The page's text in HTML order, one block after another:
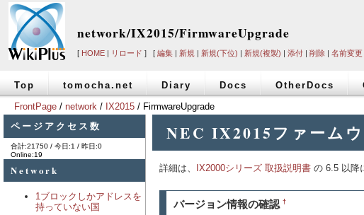
network/IX2015/FirmwareUpgrade
[ HOME | リロード ] [ 編集 | 新規 | 新規(下位) | 新規(複製) | 添付 | 削除 | 名前変更
Top tomocha.net Diary Docs OtherDocs
FrontPage / network / IX2015 / FirmwareUpgrade
ページアクセス数
合計:21750 / 今日:1 / 昨日:0
Online:19
Network
1ブロックしかアドレスを
持っていない国
NEC IX2015ファーム
詳細は、 IX2000シリーズ 取扱説明書 の 6.5 以降
バージョン情報の確認†